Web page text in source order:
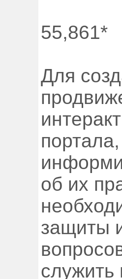
55,861*
Для
об их
защиты
служить